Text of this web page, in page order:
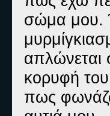
σώμα μου.
απλώνεται
κορυφή
πως